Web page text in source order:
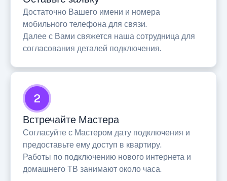
Достаточно Вашего имени и номера
мобильного телефона для связи.
Далее с Вами свяжется наша сотрудница для
согласования деталей подключения.
2
Встречайте Мастера
Согласуйте с Мастером дату подключения и
предоставьте ему доступ в квартиру.
Работы по подключению нового интернета и
домашнего ТВ занимают около часа.